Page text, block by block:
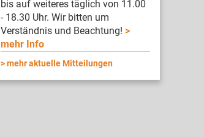
bis auf weiteres täglich von 11.00
- 18.30 Uhr. Wir bitten um
Verständnis und Beachtung!
mehr Info
mehr aktuelle Mitteilungen